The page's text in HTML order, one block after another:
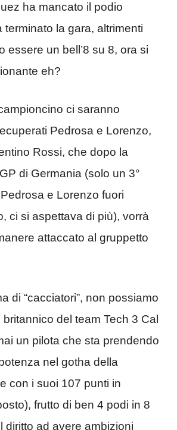
ha mancato il podio
terminato la gara, altrimenti
essere un bell’8 su 8, ora si
eh?
ci saranno
Pedrosa e Lorenzo,
Rossi, che dopo la
di Germania (solo un 3°
e Lorenzo fuori
ci si aspettava di più), vorrà
attaccato al gruppetto
di “cacciatori”, non possiamo
britannico del team Tech 3 Cal
un pilota che sta prendendo
nel gotha della
con i suoi 107 punti in
frutto di ben 4 podi in 8
diritto ad avere ambizioni